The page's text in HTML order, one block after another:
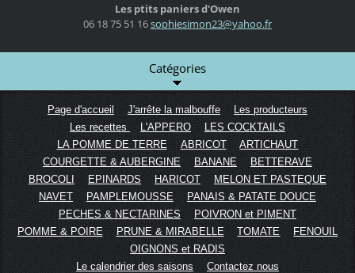
Les ptits paniers d'Owen
06 18 75 51 16sophiesimon23@yahoo.fr
Catégories
Page d'accueil J'arrête la malbouffe
Les producteurs
Les recettes
L'APPERO
LES COCKTAILS
LA POMME DE TERRE
ABRICOT
ARTICHAUT
COURGETTE & AUBERGINE
BANANE
BETTERAVE
BROCOLI
EPINARDS HARICOT
MELON ET PASTEQUE
NAVET
PAMPLEMOUSSE
PANAIS & PATATE DOUCE
PECHES & NECTARINES
POIVRON et PIMENT
POMME & POIRE
PRUNE & MIRABELLE TOMATE
FENOUIL
OIGNONS et RADIS
Le calendrier des saisons
Contactez nous